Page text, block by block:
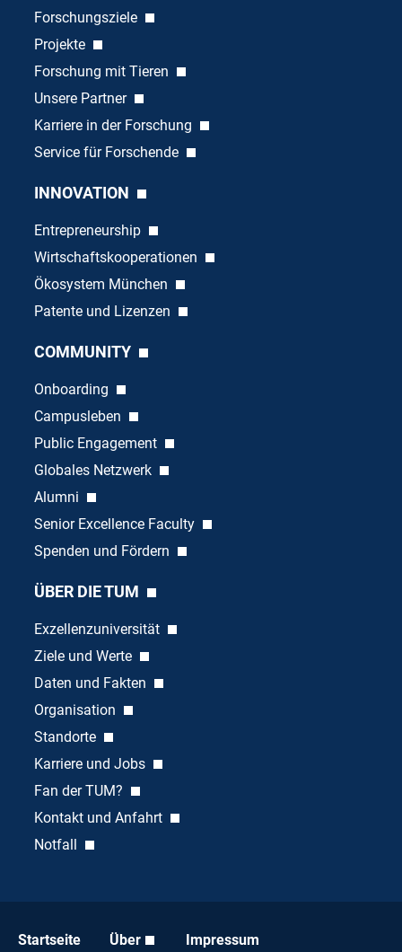
Forschungsziele
Projekte
Forschung mit Tieren
Unsere Partner
Karriere in der Forschung
Service für Forschende
INNOVATION
Entrepreneurship
Wirtschaftskooperationen
Ökosystem München
Patente und Lizenzen
COMMUNITY
Onboarding
Campusleben
Public Engagement
Globales Netzwerk
Alumni
Senior Excellence Faculty
Spenden und Fördern
ÜBER DIE TUM
Exzellenzuniversität
Ziele und Werte
Daten und Fakten
Organisation
Standorte
Karriere und Jobs
Fan der TUM?
Kontakt und Anfahrt
Notfall
Startseite Über Impressum